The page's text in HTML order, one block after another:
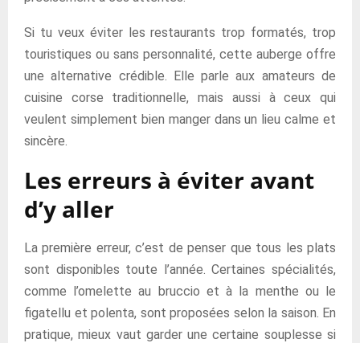
Si tu veux éviter les restaurants trop formatés, trop
touristiques ou sans personnalité, cette auberge offre
une alternative crédible. Elle parle aux amateurs de
cuisine corse traditionnelle, mais aussi à ceux qui
veulent simplement bien manger dans un lieu calme et
sincère.
Les erreurs à éviter avant
d’y aller
La première erreur, c’est de penser que tous les plats
sont disponibles toute l’année. Certaines spécialités,
comme l’omelette au bruccio et à la menthe ou le
figatellu et polenta, sont proposées selon la saison. En
pratique, mieux vaut garder une certaine souplesse si